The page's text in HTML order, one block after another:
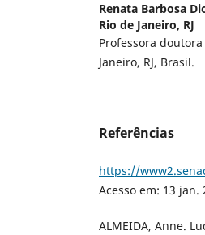
Renata Barbosa
Rio de Janeiro, RJ
Professora
Janeiro, RJ, Brasil.
Referências
https://
Acesso em: 13 jan.
ALMEIDA, Anne.